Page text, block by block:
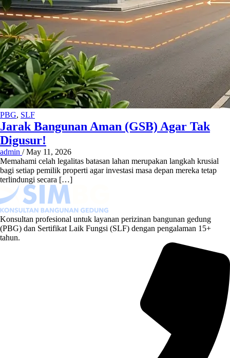
PBG, SLF
Jarak Bangunan Aman (GSB) Agar Tak
Digusur!
admin /May 11, 2026
Memahami celah legalitas batasan lahan merupakan langkah krusial
bagi setiap pemilik properti agar investasi masa depan mereka tetap
terlindungi secara […]
Konsultan profesional untuk layanan perizinan bangunan gedung
(PBG) dan Sertifikat Laik Fungsi (SLF) dengan pengalaman 15+
tahun.